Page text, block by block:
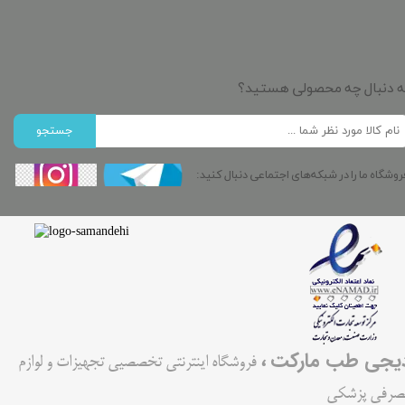
طب مارکت، فروشگاه اینترنتی تخصصیی تجهیزات و لوازم
پزشکی
دنبال چه محصولی هستید؟
جستجو
ما را در شبکه‌های اجتماعی دنبال کنید: